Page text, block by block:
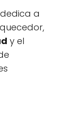
a
y el